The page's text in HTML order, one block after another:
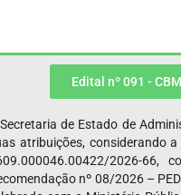
de Estado de
atribuições, considerando
2026-66,
nº 08/2026 –
Edital nº 091 -